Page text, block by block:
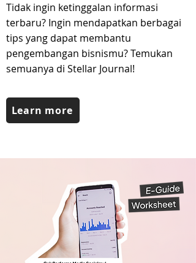
Tidak ingin ketinggalan informasi
terbaru? Ingin mendapatkan berbagai
tips yang dapat membantu
pengembangan bisnismu? Temukan
semuanya di Stellar Journal!
Learn more